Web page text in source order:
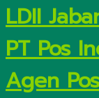
LDII
PT Pos
Agen